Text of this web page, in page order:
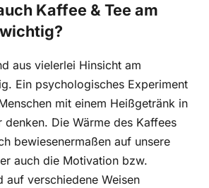
Kaffee & Tee am
aus vielerlei Hinsicht am
Ein psychologisches Experiment
mit einem Heißgetränk in
Die Wärme des Kaffees
bewiesenermaßen auf unsere
auch die Motivation bzw.
auf verschiedene Weisen